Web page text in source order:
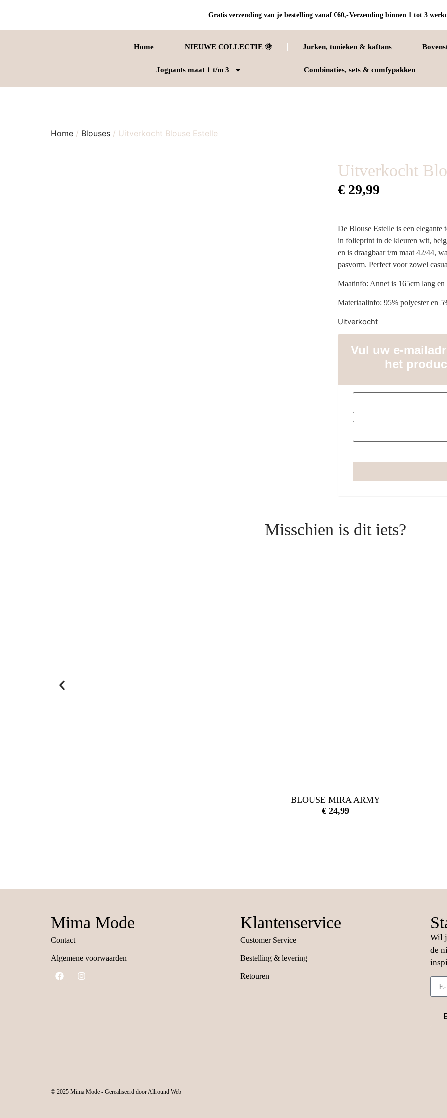
Gratis verzending van je bestelling vanaf €60,-Verzending binnen 1 tot 3
Home NIEUWE COLLECTIE 🌞 Jurken, tunieken & kaftans
Jogpants maat 1 t/m 3 Combinaties, sets & comfypakken
Home / Blouses / Uitverkocht Blouse Estelle
Uitverkocht
€29,99
De Blouse Estelle is een elegante
in folieprint in de kleuren wit,
en is draagbaar t/m maat 42/44,
pasvorm. Perfect voor zowel
Maatinfo: Annet is 165cm lang en
Materiaalinfo: 95% polyester en
Uitverkocht
Vul uw e-
het
Misschien is dit iets?
BLOUSE MIRA ARMY
€24,99
Mima Mode
Contact
Algemene voorwaarden
Klantenservice
Customer Service
Bestelling & levering
Retouren
Wil
de
© 2025 Mima Mode - Gerealiseerd door Allround Web